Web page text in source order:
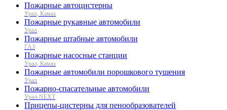
Пожарные автоцистерны
Урал, Камаз
Пожарные рукавные автомобили
Урал
Пожарные штабные автомобили
ГАЗ
Пожарные насосные станции
Урал, Камаз
Пожарные автомобили порошкового тушения
Урал
Пожарно-спасательные автомобили
Урал-NEXT
Прицепы-цистерны для пенообразователей